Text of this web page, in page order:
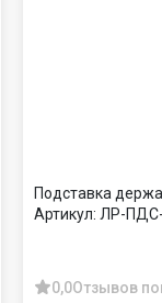
Подставка
Артикул: ЛР-
0,0Отзывов